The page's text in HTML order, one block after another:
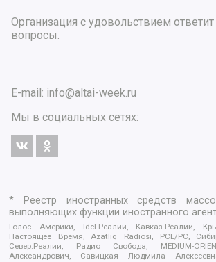
Организация с удовольствием
вопросы.
E-mail: info@altai-week.ru
Мы в социальных сетях:
* Реестр иностранных средств
выполняющих функции иностранного
Голос Америки, Idel.Реалии, Кавказ.Реалии,
Настоящее Время, Azatliq Radiosi, PCE/PC,
Север.Реалии, Радио Свобода, MEDIUM-
Александрович, Савицкая Людмила